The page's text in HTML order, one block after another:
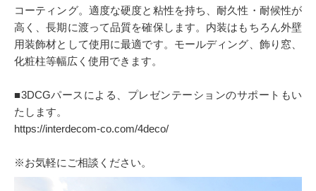
コーティング。適度な硬度と粘性を持ち、耐久性・耐候性が
高く、長期に渡って品質を確保します。内装はもちろん外壁
用装飾材として使用に最適です。モールディング、飾り窓、
化粧柱等幅広く使用できます。
■3DCGパースによる、プレゼンテーションのサポートもい
たします。
https://interdecom-co.com/4deco/
※お気軽にご相談ください。